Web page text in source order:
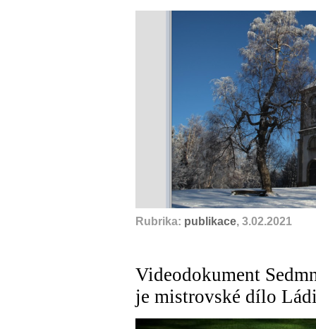
Rubrika: publikace, 3.02.2021
Videodokument
je mistrovské dílo